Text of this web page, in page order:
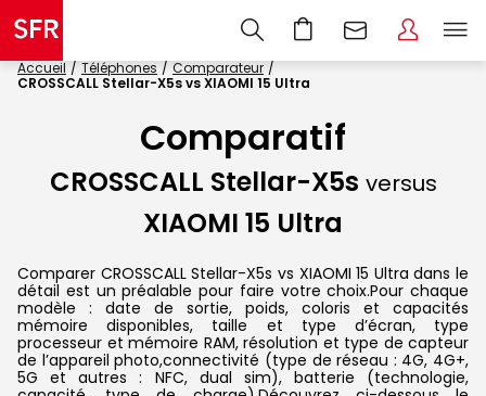
Accueil Téléphones
Comparateur
CROSSCALL Stellar-X5s vs XIAOMI 15 Ultra
Comparatif
CROSSCALL Stellar-X5s versus
XIAOMI 15 Ultra
Comparer CROSSCALL Stellar-X5s vs XIAOMI 15 Ultra dans le
détail est un préalable pour faire votre choix.Pour chaque
modèle : date de sortie, poids, coloris et capacités
mémoire disponibles, taille et type d’écran, type
processeur et mémoire RAM, résolution et type de capteur
de l’appareil photo,connectivité (type de réseau : 4G, 4G+,
5G et autres : NFC, dual sim), batterie (technologie,